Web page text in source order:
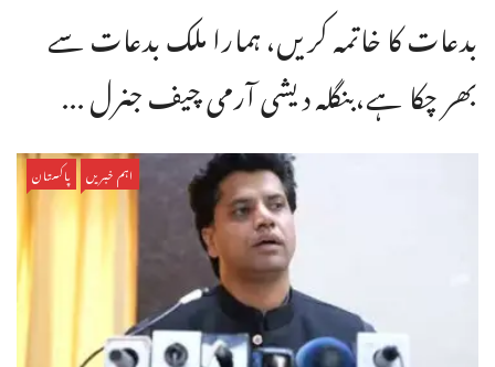
بدعات کا خاتمہ کریں، ہمارا ملک بدعات سے
بھر چکا ہے،بنگله دیشی آرمی چیف جنرل ...
اہم خبریں پاکستان